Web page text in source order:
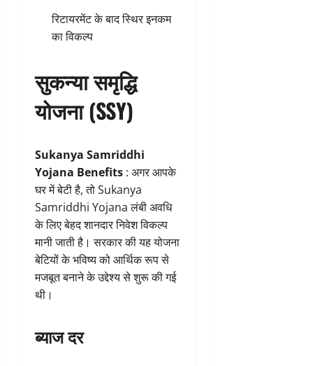
रिटायरमेंट के बाद स्थिर इनकम
का विकल्प
सुकन्या समृद्धि
योजना (SSY)
Sukanya Samriddhi
Yojana Benefits : अगर आपके
घर में बेटी है, तो Sukanya
Samriddhi Yojana लंबी अवधि
के लिए बेहद शानदार निवेश विकल्प
मानी जाती है। सरकार की यह योजना
बेटियों के भविष्य को आर्थिक रूप से
मजबूत बनाने के उद्देश्य से शुरू की गई
थी।
ब्याज दर